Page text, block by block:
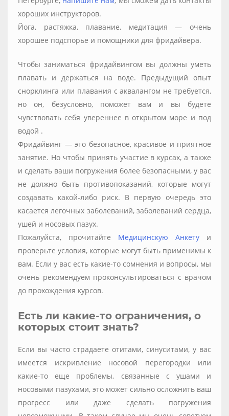
хороших инструкторов.
Йога, растяжка, плавание, медитация — очень
хорошее подспорье и помощники для фридайвера.
Чтобы заниматься фридайвингом вы должны уметь
плавать и держаться на воде. Предыдущий опыт
снорклинга или плавания с аквалангом не требуется,
но он, безусловно, поможет вам и вы будете
чувствовать себя увереннее в открытом море и под
водой .
Фридайвинг — это безопасное, красивое и приятное
занятие. Но чтобы принять участие в курсах, а также
и сделать ваши погружения более безопасными, у вас
не должно быть противопоказаний, которые могут
создавать какой-либо риск. В первую очередь это
касается легочных заболеваний, заболеваний сердца,
ушей и носовых пазух.
Пожалуйста, прочитайте Медицинскую Анкету и
проверьте условия, которые могут быть применимы к
вам. Если у вас есть какие-то сомнения и вопросы, мы
очень рекомендуем проконсультироваться с врачом
до прохождения курсов.
Есть ли какие-то ограничения, о
которых стоит знать?
Если вы часто страдаете отитами, синуситами, у вас
имеется искривление носовой перегородки или
какие-то еще проблемы, связанные с ушами и
носовыми пазухами, это может сильно осложнить ваш
прогресс или даже сделать погружения